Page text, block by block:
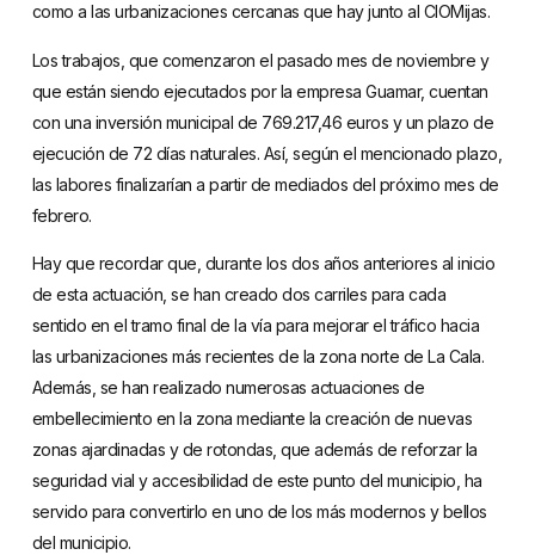
como a las urbanizaciones cercanas que hay junto al CIOMijas.
Los trabajos, que comenzaron el pasado mes de noviembre y
que están siendo ejecutados por la empresa Guamar, cuentan
con una inversión municipal de 769.217,46 euros y un plazo de
ejecución de 72 días naturales. Así, según el mencionado plazo,
las labores finalizarían a partir de mediados del próximo mes de
febrero.
Hay que recordar que, durante los dos años anteriores al inicio
de esta actuación, se han creado dos carriles para cada
sentido en el tramo final de la vía para mejorar el tráfico hacia
las urbanizaciones más recientes de la zona norte de La Cala.
Además, se han realizado numerosas actuaciones de
embellecimiento en la zona mediante la creación de nuevas
zonas ajardinadas y de rotondas, que además de reforzar la
seguridad vial y accesibilidad de este punto del municipio, ha
servido para convertirlo en uno de los más modernos y bellos
del municipio.